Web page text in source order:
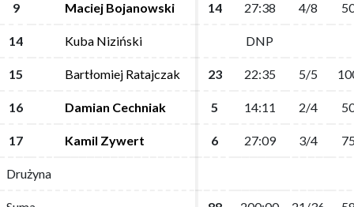
9 Maciej Bojanowski 14 27:38 4/8
14 Kuba Niziński DNP
15 Bartłomiej Ratajczak 23 22:35 5/5
16 Damian Cechniak 5 14:11 2/4
17 Kamil Zywert 6 27:09 3/4
Drużyna
9 Maciej Bojanowski 14 27:38 4/8
14 Kuba Niziński DNP
15 Bartłomiej Ratajczak 23 22:35 5/5
16 Damian Cechniak 5 14:11 2/4
17 Kamil Zywert 6 27:09 3/4
Drużyna